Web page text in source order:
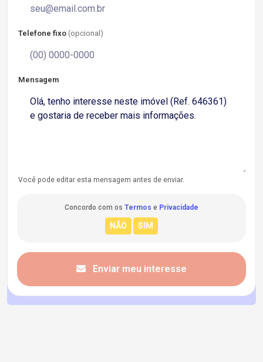
Telefone fixo (opcional)
Mensagem
Você pode editar esta mensagem antes de enviar.
Concordo com os Termos e Privacidade
Enviar meu interesse